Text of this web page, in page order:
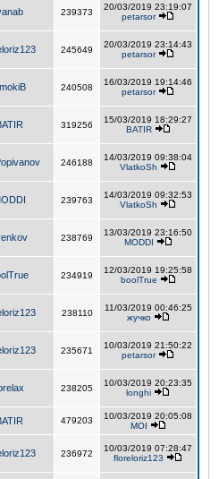
239373
20/03/2019 23:19:07
petarsor
245649
20/03/2019 23:14:43
petarsor
240508
16/03/2019 19:14:46
petarsor
319256
15/03/2019 18:29:27
BATIR
246188
14/03/2019 09:38:04
VlatkoSh
239763
14/03/2019 09:32:53
VlatkoSh
238769
13/03/2019 23:16:50
MODDI
234919
12/03/2019 19:25:58
boolTrue
238110
11/03/2019 00:46:25
жучко
235671
10/03/2019 21:50:22
petarsor
238205
10/03/2019 20:23:35
longhi
479203
10/03/2019 20:05:08
MOI
236972
10/03/2019 07:28:47
floreloriz123